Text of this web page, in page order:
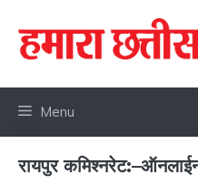
content
Menu
रायपुर